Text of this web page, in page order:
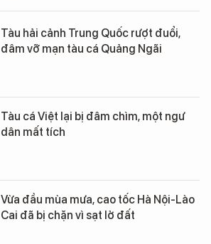
Tàu hải cảnh Trung Quốc rượt đuổi,
đâm vỡ mạn tàu cá Quảng Ngãi
Tàu cá Việt lại bị đâm chìm, một ngư
dân mất tích
Vừa đầu mùa mưa, cao tốc Hà Nội-Lào
Cai đã bị chặn vì sạt lở đất